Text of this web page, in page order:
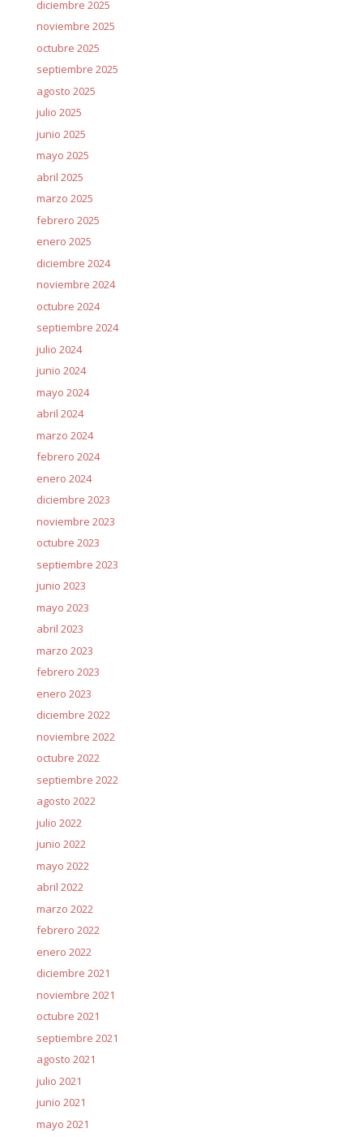
diciembre 2025
noviembre 2025
octubre 2025
septiembre 2025
agosto 2025
julio 2025
junio 2025
mayo 2025
abril 2025
marzo 2025
febrero 2025
enero 2025
diciembre 2024
noviembre 2024
octubre 2024
septiembre 2024
julio 2024
junio 2024
mayo 2024
abril 2024
marzo 2024
febrero 2024
enero 2024
diciembre 2023
noviembre 2023
octubre 2023
septiembre 2023
junio 2023
mayo 2023
abril 2023
marzo 2023
febrero 2023
enero 2023
diciembre 2022
noviembre 2022
octubre 2022
septiembre 2022
agosto 2022
julio 2022
junio 2022
mayo 2022
abril 2022
marzo 2022
febrero 2022
enero 2022
diciembre 2021
noviembre 2021
octubre 2021
septiembre 2021
agosto 2021
julio 2021
junio 2021
mayo 2021